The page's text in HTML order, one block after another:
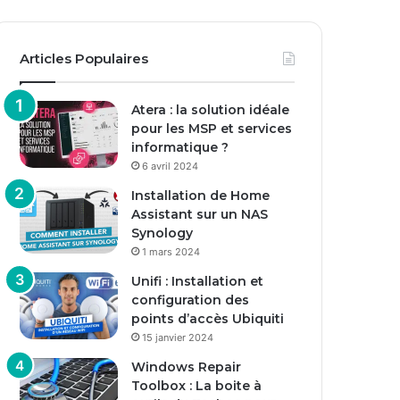
Articles Populaires
Atera : la solution idéale
pour les MSP et services
informatique ?
6 avril 2024
Installation de Home
Assistant sur un NAS
Synology
1 mars 2024
Unifi : Installation et
configuration des
points d’accès Ubiquiti
15 janvier 2024
Windows Repair
Toolbox : La boite à